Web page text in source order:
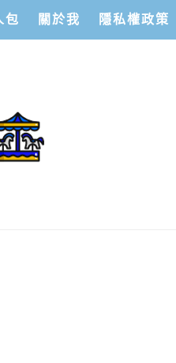
包 關於我 隱私權政策